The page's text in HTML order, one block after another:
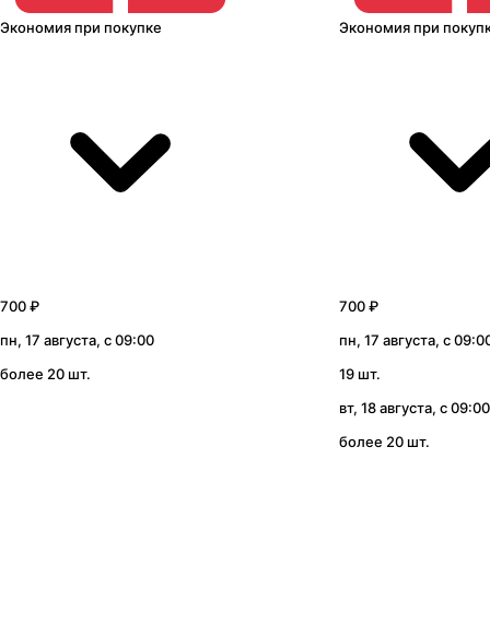
Экономия при покупке
700 ₽
пн, 17 августа, с 09:00
более 20 шт.
Экономия при
700 ₽
пн, 17 августа, с
19 шт.
вт, 18 августа, с 09:00
более 20 шт.